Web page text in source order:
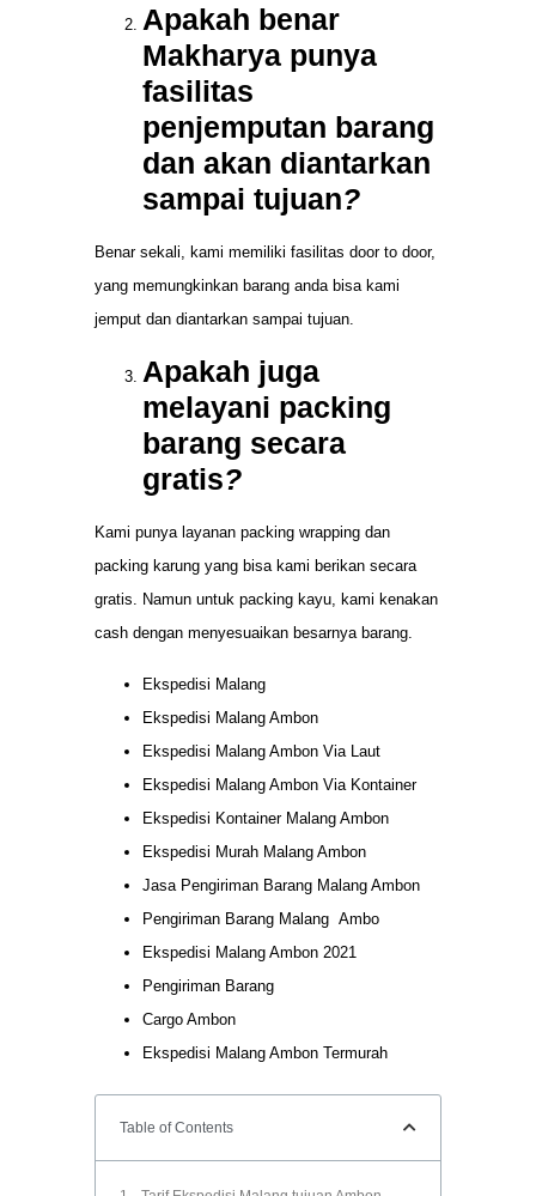
Apakah benar
Makharya punya
fasilitas
penjemputan barang
dan akan diantarkan
sampai tujuan?
Benar sekali, kami memiliki fasilitas door to door,
yang memungkinkan barang anda bisa kami
jemput dan diantarkan sampai tujuan.
Apakah juga
melayani packing
barang secara
gratis?
Kami punya layanan packing wrapping dan
packing karung yang bisa kami berikan secara
gratis. Namun untuk packing kayu, kami kenakan
cash dengan menyesuaikan besarnya barang.
Ekspedisi Malang
Ekspedisi Malang Ambon
Ekspedisi Malang Ambon Via Laut
Ekspedisi Malang Ambon Via Kontainer
Ekspedisi Kontainer Malang Ambon
Ekspedisi Murah Malang Ambon
Jasa Pengiriman Barang Malang Ambon
Pengiriman Barang Malang Ambo
Ekspedisi Malang Ambon 2021
Pengiriman Barang
Cargo Ambon
Ekspedisi Malang Ambon Termurah
Table of Contents